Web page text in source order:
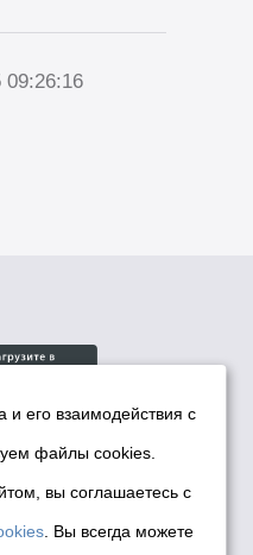
09:26:16
политики мэрии
Cookies
и его взаимодействия с
файлы cookies.
вы соглашаетесь с
. Вы всегда можете